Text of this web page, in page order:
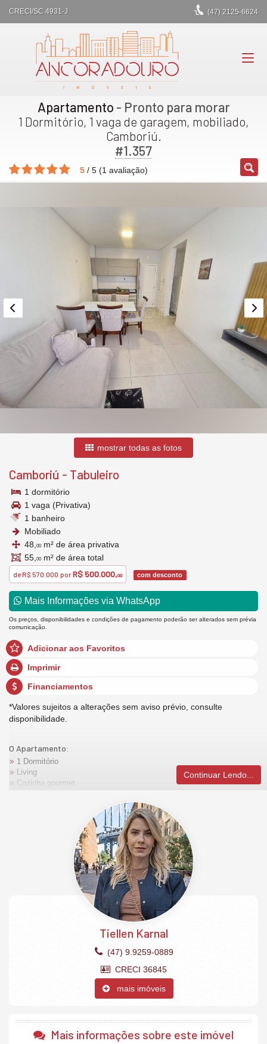
CRECI/SC 4931-J (47) 2125-6624
Apartamento - Pronto para morar
1 Dormitório, 1 vaga de garagem, mobiliado,
Camboriú.
#1.357
5 / 5 (1 avaliação)
mostrar todas as fotos
Camboriú - Tabuleiro
1 dormitório
1 vaga (Privativa)
1 banheiro
Mobiliado
48, 00 m² de área privativa
55, 00 m² de área total
deR$ 570.000 porR$ 500.000,00 com desconto
Mais Informações via WhatsApp
Os preços, disponibilidades e condições de pagamento poderão ser alterados sem prévia
comunicação.
Adicionar aos Favoritos
Imprimir
Financiamentos
*Valores sujeitos a alterações sem aviso prévio, consulte
disponibilidade.
O Apartamento:
1 Dormitório
Living
Cozinha gourmet
Hidrômetro Individual
Aquecimento a Gás
1 vaga de garagem privativa.
Hidromassagem na piscina
Bicicletário
Continuar Lendo...
Tiellen Karnal
(47) 9.9259-0889
CRECI 36845
mais imóveis
Mais informações sobre este imóvel